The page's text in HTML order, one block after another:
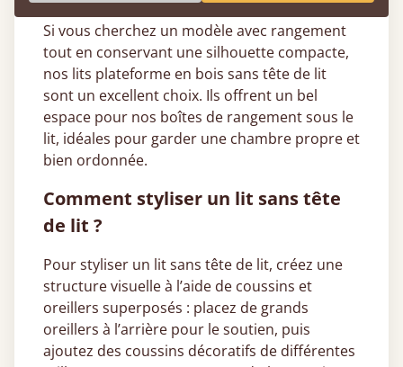
Si vous cherchez un modèle avec rangement
tout en conservant une silhouette compacte,
nos lits plateforme en bois sans tête de lit
sont un excellent choix. Ils offrent un bel
espace pour nos boîtes de rangement sous le
lit, idéales pour garder une chambre propre et
bien ordonnée.
Comment styliser un lit sans tête
de lit ?
Pour styliser un lit sans tête de lit, créez une
structure visuelle à l’aide de coussins et
oreillers superposés : placez de grands
oreillers à l’arrière pour le soutien, puis
ajoutez des coussins décoratifs de différentes